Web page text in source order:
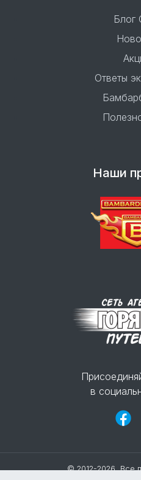
Блог
Ответы
Наши
в
© 2012-2026, Все